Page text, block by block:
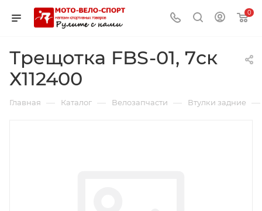
0
Трещотка FBS-01, 7ск
Х112400
Главная — Каталог — Велозапчасти — Втулки задние —